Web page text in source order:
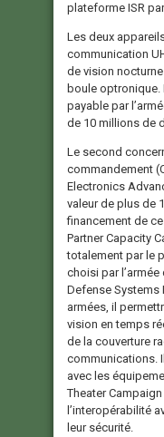
plateforme ISR
Les deux
communication
de vision
boule optronique.
payable par
de 10 millions de
Le second
commandement
Electronics
valeur de plus de
financement de
Partner Capacity
totalement par le
choisi par l’armée
Defense Systems
armées, il
vision en temps
de la couverture
communications.
avec les
Theater
l’interopérabilité
leur sécurité.